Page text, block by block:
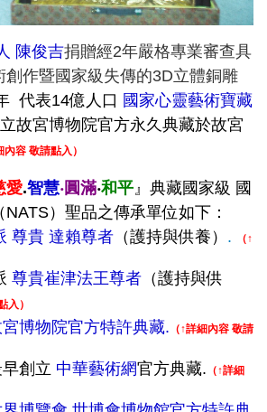
陳俊吉捐贈經2年嚴格專業審查具
創作暨國家級失傳的3D立體銅雕
代​表14億人口 國家心靈藝術寶藏
故宮博物院官方永久典藏於故宮
內容 敬請點入）
愛.智慧‧圓滿‧和平 』典藏國家級 國
）聖品之傳承單位如下：
尊貴 達賴尊者 （護持與供養） .
（↑
尊貴崔津法王尊者 （護持與供
入）
宮博物院官方特許典藏. （↑詳細內容 敬請
創立 中華藝術網官方典藏. （↑詳細